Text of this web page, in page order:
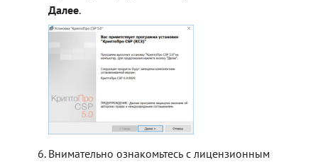
Далее.
Внимательно ознакомьтесь с лицензионным